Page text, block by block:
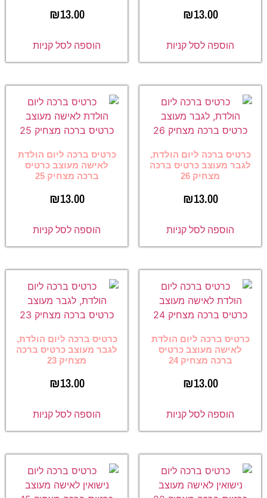
₪13.00
הוספה לסל קניות
₪13.00
הוספה לסל קניות
כרטיס ברכה ליום הולדת,
לגבר מעוצב כרטיס ברכה
מצחיק 26
₪13.00
הוספה לסל קניות
כרטיס ברכה ליום הולדת
לאישה מעוצב כרטיס
ברכה מצחיק 25
₪13.00
הוספה לסל קניות
כרטיס ברכה ליום הולדת
לאישה מעוצב כרטיס
ברכה מצחיק 24
₪13.00
הוספה לסל קניות
כרטיס ברכה ליום הולדת,
לגבר מעוצב כרטיס ברכה
מצחיק 23
₪13.00
הוספה לסל קניות